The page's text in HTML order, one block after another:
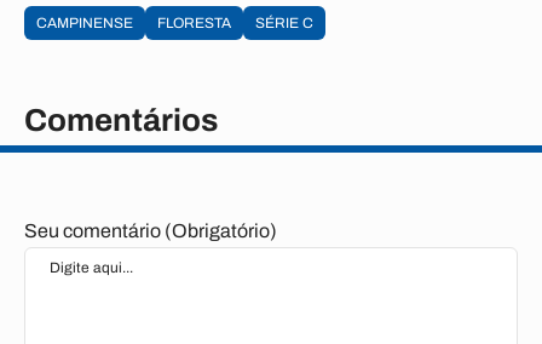
CAMPINENSE FLORESTA SÉRIE C
Comentários
Seu comentário (Obrigatório)